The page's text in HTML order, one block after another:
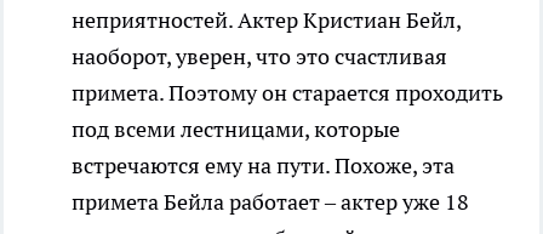
неприятностей. Актер Кристиан Бейл,
наоборот, уверен, что это счастливая
примета. Поэтому он старается проходить
под всеми лестницами, которые
встречаются ему на пути. Похоже, эта
примета Бейла работает – актер уже 18